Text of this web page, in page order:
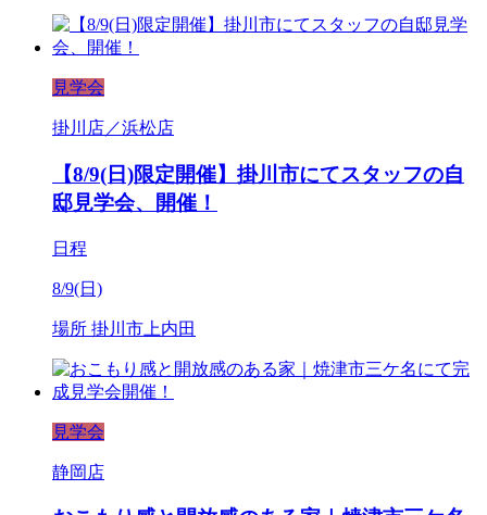
見学会
掛川店／浜松店
【8/9(日)限定開催】掛川市にてスタッフの自
邸見学会、開催！
日程
8/9(日)
場所 掛川市上内田
見学会
静岡店